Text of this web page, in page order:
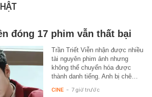
đóng 17 phim vẫn thất bại
Trần Triết Viễn nhận được nhiều
tài nguyên phim ảnh nhưng
không thể chuyển hóa được
thành danh tiếng. Anh bị chê…
CINE - 7 giờ trước